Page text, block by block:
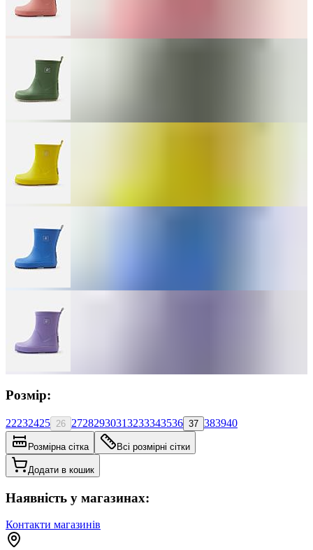
Розмір:
22232425 26 27282930313233343536 37 383940
Розмірна сітка Всі розмірні сітки
Додати в кошик
Наявність у магазинах:
Контакти магазинів